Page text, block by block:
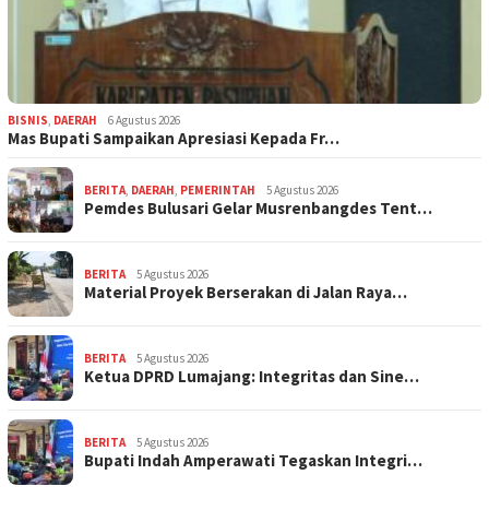
BISNIS, DAERAH 6 Agustus 2026
Mas Bupati Sampaikan Apresiasi Kepada Fr…
BERITA, DAERAH, PEMERINTAH 5 Agustus 2026
Pemdes Bulusari Gelar Musrenbangdes Tent…
BERITA 5 Agustus 2026
Material Proyek Berserakan di Jalan Raya…
BERITA 5 Agustus 2026
Ketua DPRD Lumajang: Integritas dan Sine…
BERITA 5 Agustus 2026
Bupati Indah Amperawati Tegaskan Integri…